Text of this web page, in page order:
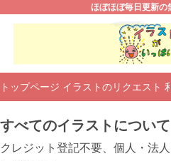
ほぼほぼ毎日更新の
トップページ イラストのリクエスト
すべてのイラストについて
クレジット登記不要、個人・法